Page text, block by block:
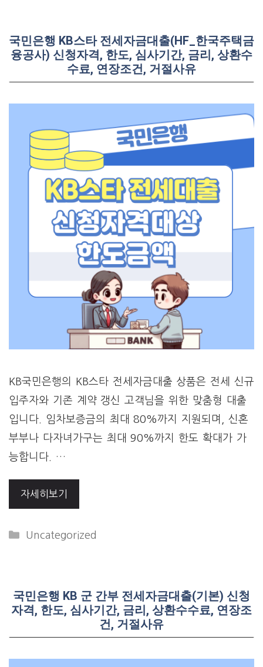
국민은행 KB스타 전세자금대출(HF_한국주택금
융공사) 신청자격, 한도, 심사기간, 금리, 상환수
수료, 연장조건, 거절사유
KB국민은행의 KB스타 전세자금대출 상품은 전세 신규
입주자와 기존 계약 갱신 고객님을 위한 맞춤형 대출
입니다. 임차보증금의 최대 80%까지 지원되며, 신혼
부부나 다자녀가구는 최대 90%까지 한도 확대가 가
능합니다. …
자세히보기
Categories
Uncategorized
국민은행 KB 군 간부 전세자금대출(기본) 신청
자격, 한도, 심사기간, 금리, 상환수수료, 연장조
건, 거절사유